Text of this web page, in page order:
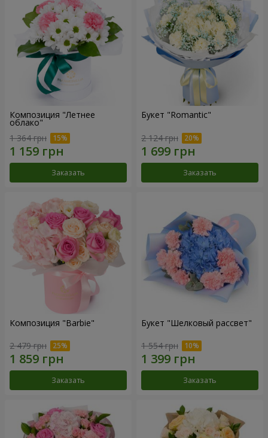
Композиция "Летнее
облако"
1 364 грн
Заказать
Букет "Romantic"
2 124 грн
Заказать
Композиция "Barbie"
2 479 грн
Заказать
Букет "Шелковый рассвет"
1 554 грн
Заказать